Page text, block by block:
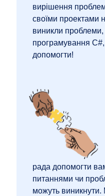
вирішення
своїми проектами
виникли проблеми,
програмування
допомогти!
рада допомогти
питаннями чи
можуть